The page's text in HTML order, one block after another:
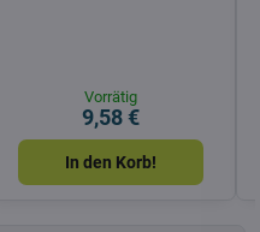
Vorrätig
9,58 €
In den Korb!